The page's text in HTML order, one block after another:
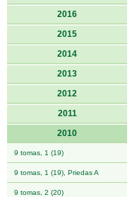
2016
2015
2014
2013
2012
2011
2010
9 tomas, 1 (19)
9 tomas, 1 (19), Priedas A
9 tomas, 2 (20)